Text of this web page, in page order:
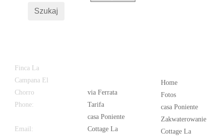
Szukaj
Finca La
Campana El
Chorro
Phone:
Email:
via Ferrata
Tarifa
casa Poniente
Cottage La
Home
Fotos
casa Poniente
Zakwaterowanie
Cottage La